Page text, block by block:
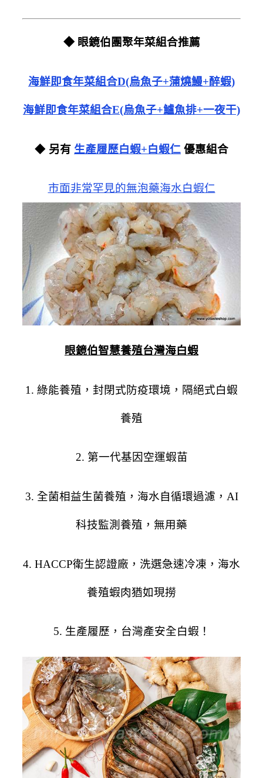
◆ 眼鏡伯團聚年菜組合推薦
海鮮即食年菜組合D(烏魚子+蒲燒鰻+醉蝦)
海鮮即食年菜組合E(烏魚子+鱸魚排+一夜干)
◆ 另有 生產履歷白蝦+白蝦仁 優惠組合
市面非常罕見的無泡藥海水白蝦仁
眼鏡伯智慧養殖台灣海白蝦
1. 綠能養殖，封閉式防疫環境，隔絕式白蝦
養殖
2. 第一代基因空運蝦苗
3. 全菌相益生菌養殖，海水自循環過濾，AI
科技監測養殖，無用藥
4. HACCP衛生認證廠，洗選急速冷凍，海水
養殖蝦肉猶如現撈
5. 生產履歷，台灣產安全白蝦！